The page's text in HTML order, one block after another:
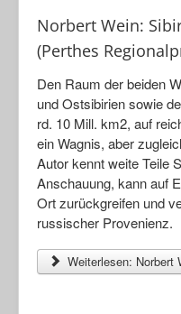
Porträts
Norbert Wein:
(Perthes
Den Raum der beiden
und Ostsibirien sowie
rd. 10 Mill. km2, auf
ein Wagnis, aber
Autor kennt weite Teile
Anschauung, kann auf
Ort zurückgreifen und
russischer Provenienz.
Weiterlesen: Norbert